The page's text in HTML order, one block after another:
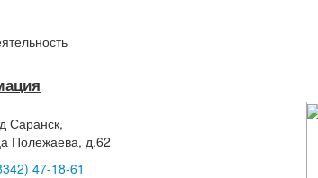
Саранск,
Полежаева, д.62
47-18-61